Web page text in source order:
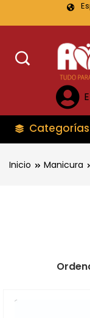
Categorías
Inicio Manicura